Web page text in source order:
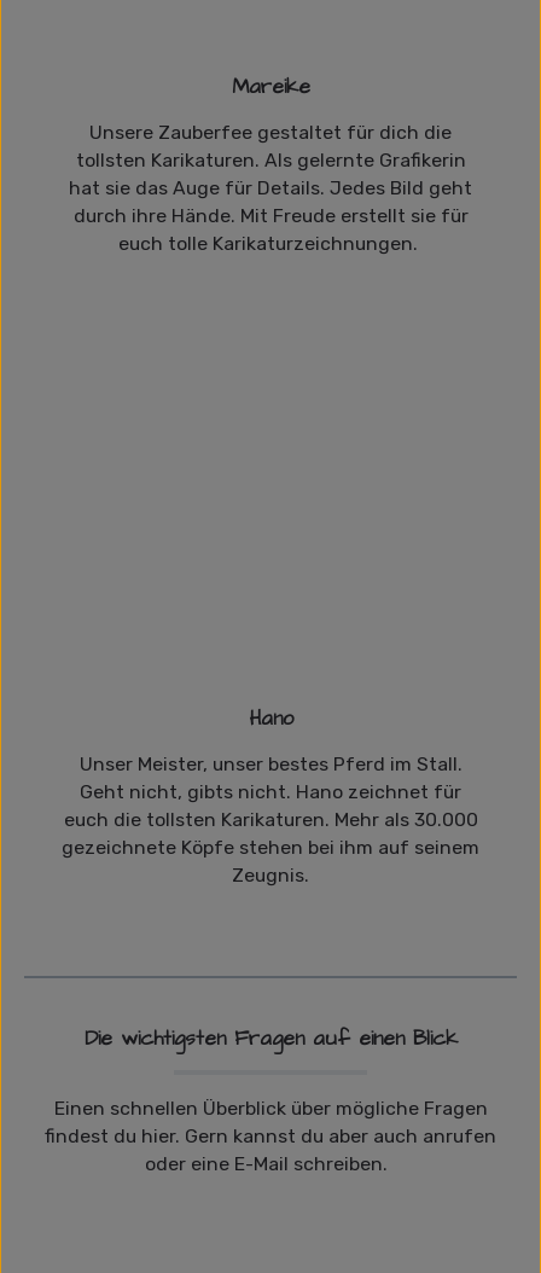
Mareike
Unsere Zauberfee gestaltet für dich die
tollsten Karikaturen. Als gelernte Grafikerin
hat sie das Auge für Details. Jedes Bild geht
durch ihre Hände. Mit Freude erstellt sie für
euch tolle Karikaturzeichnungen.
Hano
Unser Meister, unser bestes Pferd im Stall.
Geht nicht, gibts nicht. Hano zeichnet für
euch die tollsten Karikaturen. Mehr als 30.000
gezeichnete Köpfe stehen bei ihm auf seinem
Zeugnis.
Die wichtigsten Fragen auf einen Blick
Einen schnellen Überblick über mögliche Fragen
findest du hier. Gern kannst du aber auch anrufen
oder eine E-Mail schreiben.